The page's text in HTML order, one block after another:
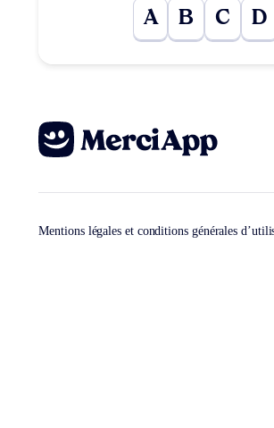
A B C D
Mentions légales et conditions générales